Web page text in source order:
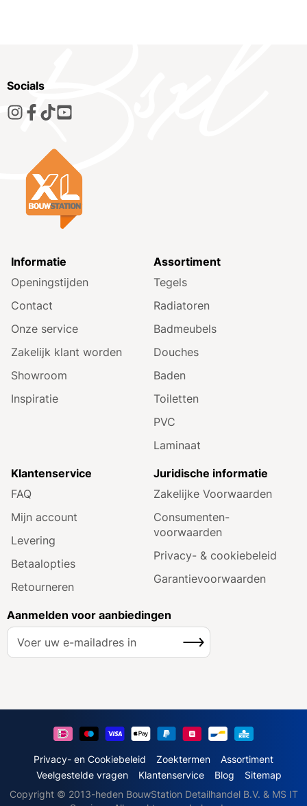
Socials
Informatie
Openingstijden
Contact
Onze service
Zakelijk klant worden
Showroom
Inspiratie
Assortiment
Tegels
Radiatoren
Badmeubels
Douches
Baden
Toiletten
PVC
Laminaat
Klantenservice
FAQ
Mijn account
Levering
Betaalopties
Retourneren
Juridische informatie
Zakelijke Voorwaarden
Consumenten­
voorwaarden
Privacy- & cookiebeleid
Garantie­voorwaarden
Aanmelden voor aanbiedingen
A
e
o
Inschrijven
Privacy- en Cookiebeleid Zoektermen
Assortiment
Veelgestelde vragen
Klantenservice Blog
Sitemap
Copyright © 2013-heden BouwStation Detailhandel B.V. & MS IT